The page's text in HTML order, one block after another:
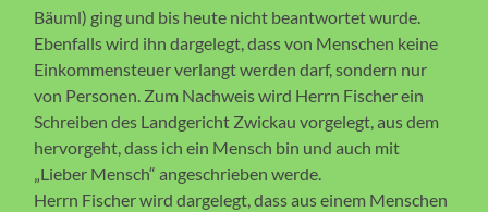
Bäuml) ging und bis heute nicht beantwortet wurde.
Ebenfalls wird ihn dargelegt, dass von Menschen keine
Einkommensteuer verlangt werden darf, sondern nur
von Personen. Zum Nachweis wird Herrn Fischer ein
Schreiben des Landgericht Zwickau vorgelegt, aus dem
hervorgeht, dass ich ein Mensch bin und auch mit
„Lieber Mensch“ angeschrieben werde.
Herrn Fischer wird dargelegt, dass aus einem Menschen